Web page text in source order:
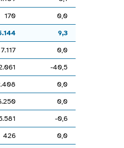
170
0,0
9,3
7.117
0,0
-40,5
0,0
0,0
-0,6
426
0,0